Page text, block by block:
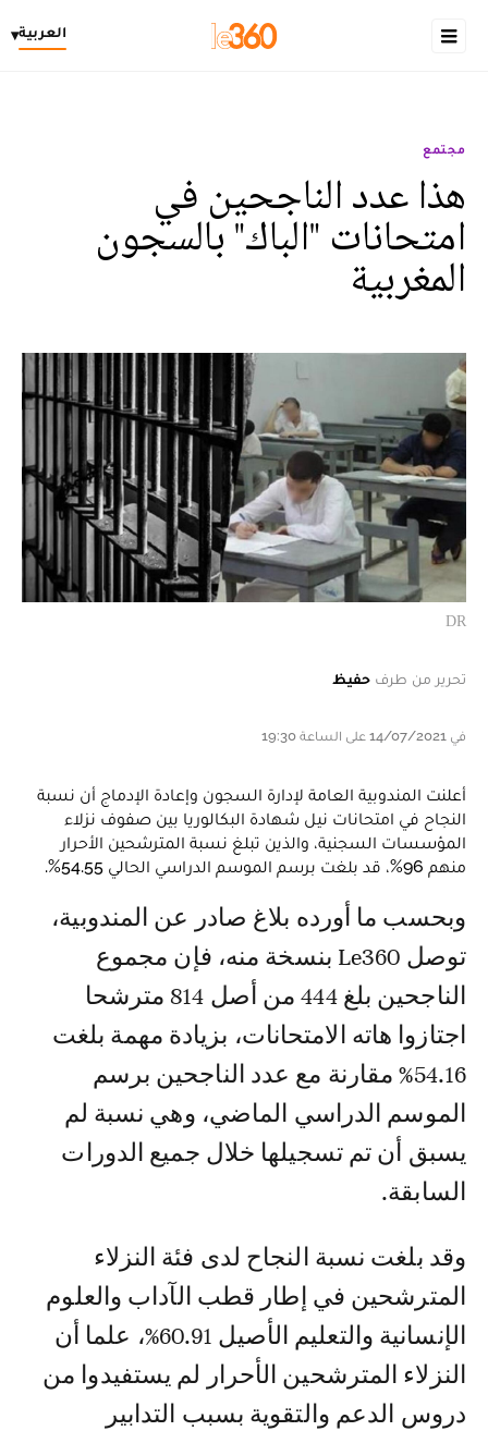
العربية▾
مجتمع
هذا عدد الناجحين في
امتحانات "الباك" بالسجون
المغربية
DR
تحرير من طرف حفيظ
في 14/07/2021 على الساعة 19:30
أعلنت المندوبية العامة لإدارة السجون وإعادة الإدماج أن نسبة
النجاح في امتحانات نيل شهادة البكالوريا بين صفوف نزلاء
المؤسسات السجنية، والذين تبلغ نسبة المترشحين الأحرار
منهم 96%، قد بلغت برسم الموسم الدراسي الحالي 54.55%.
وبحسب ما أورده بلاغ صادر عن المندوبية،
توصل Le360 بنسخة منه، فإن مجموع
الناجحين بلغ 444 من أصل 814 مترشحا
اجتازوا هاته الامتحانات، بزيادة مهمة بلغت
54.16% مقارنة مع عدد الناجحين برسم
الموسم الدراسي الماضي، وهي نسبة لم
يسبق أن تم تسجيلها خلال جميع الدورات
السابقة.
وقد بلغت نسبة النجاح لدى فئة النزلاء
المترشحين في إطار قطب الآداب والعلوم
الإنسانية والتعليم الأصيل 60.91%، علما أن
النزلاء المترشحين الأحرار لم يستفيدوا من
دروس الدعم والتقوية بسبب التدابير